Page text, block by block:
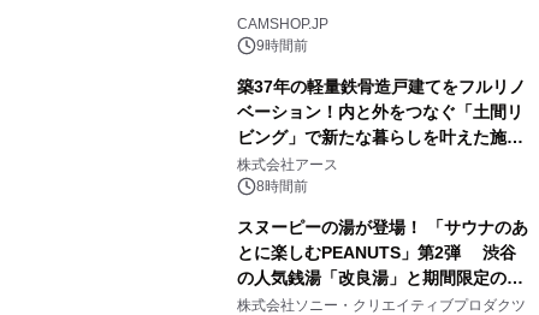
CAMSHOP.JP
9時間前
築37年の軽量鉄骨造戸建てをフルリノ
ベーション！内と外をつなぐ「土間リ
ビング」で新たな暮らしを叶えた施工
事例を株式会社アースが公開
株式会社アース
8時間前
スヌーピーの湯が登場！ 「サウナのあ
とに楽しむPEANUTS」第2弾 渋谷
の人気銭湯「改良湯」と期間限定のコ
ラボレーション サウナイキタイコラ
株式会社ソニー・クリエイティブプロダクツ